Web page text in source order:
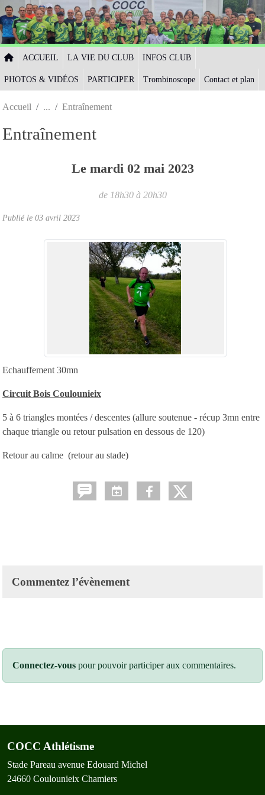
ACCUEIL LA VIE DU CLUB INFOS CLUB
PHOTOS & VIDÉOS PARTICIPER Trombinoscope Contact et plan
Accueil Entraînement
Entraînement
Le mardi 02 mai 2023
de 18h30 à 20h30
Publié le 03 avril 2023
Echauffement 30mn
Circuit Bois Coulounieix
5 à 6 triangles montées / descentes (allure soutenue - récup 3mn entre
chaque triangle ou retour pulsation en dessous de 120)
Retour au calme (retour au stade)
Commentez l’évènement
Connectez-vous pour pouvoir participer aux commentaires.
COCC Athlétisme
Stade Pareau avenue Edouard Michel
24660 Coulounieix Chamiers
Panneau de gestion des cookies